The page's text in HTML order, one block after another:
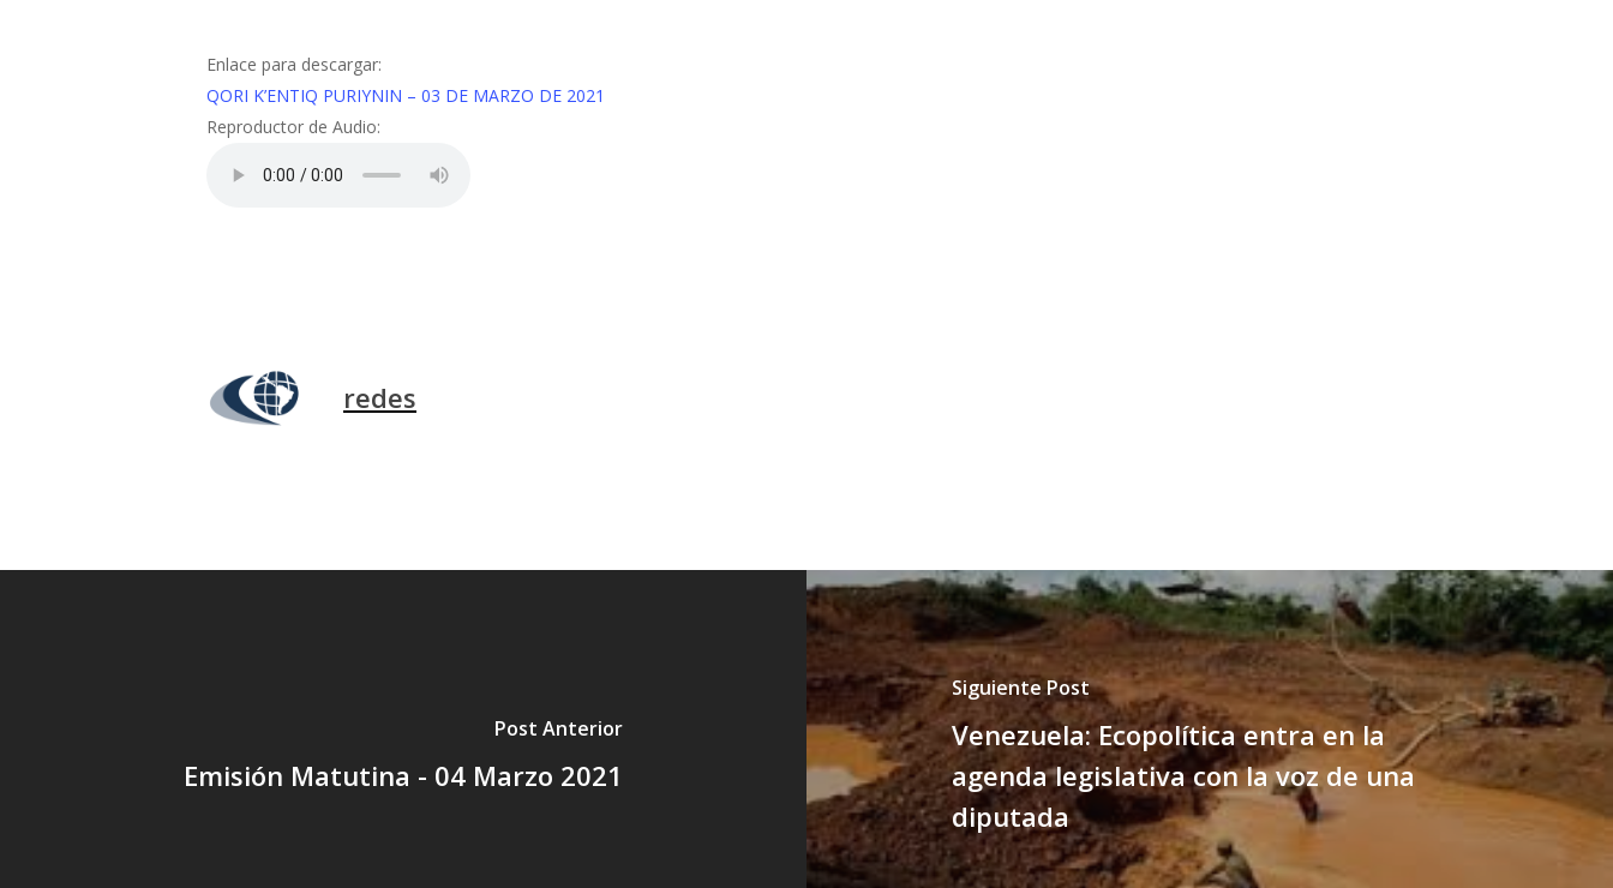
Enlace para descargar:
QORI K’ENTIQ PURIYNIN – 03 DE MARZO DE 2021
Reproductor de Audio:
redes
Post Anterior
Emisión Matutina - 04 Marzo 2021
Siguiente Post
Venezuela: Ecopolítica entra en la
agenda legislativa con la voz de una
diputada